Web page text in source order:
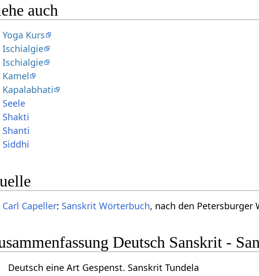
auch
Yoga Kurs
Ischialgie
Ischialgie
Kamel
Kapalabhati
Seele
Shakti
Shanti
Siddhi
Carl Capeller: Sanskrit Wörterbuch, nach den Petersburger
Deutsch Sanskrit -
Deutsch eine Art Gespenst. Sanskrit Tundela